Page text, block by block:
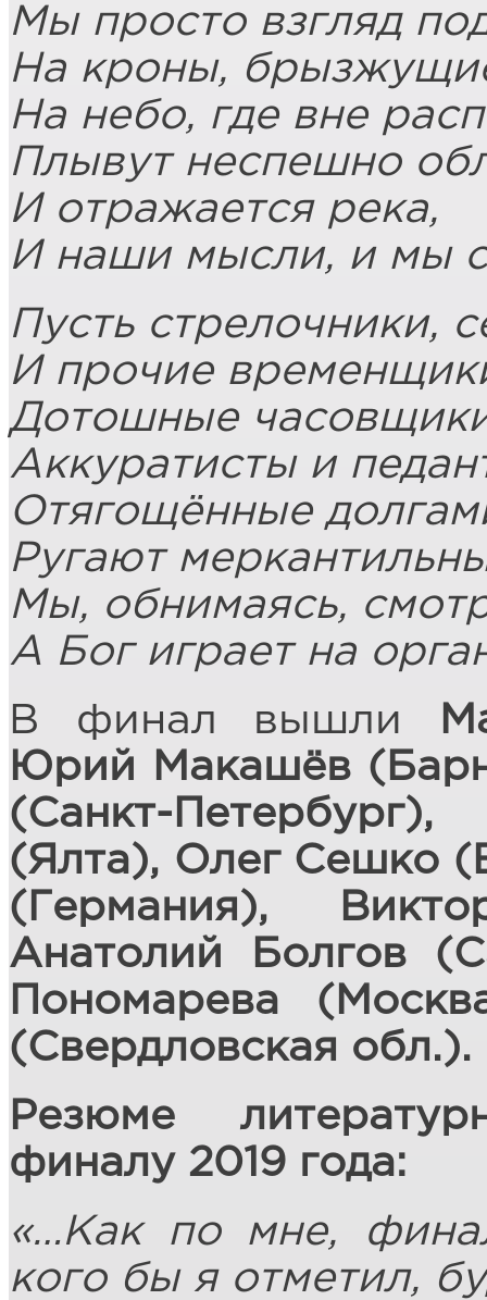
Мы просто взгляд
На кроны,
На небо, где вне
Плывут неспешно
И отражается река,
И наши мысли, и мы
Пусть стрелочники,
И прочие
Дотошные
Аккуратисты и
Отягощённые
Ругают
Мы, обнимаясь,
А Бог играет на
В финал вышли
Юрий Макашёв
(Санкт-
(Ялта), Олег Сешко
(Германия),
Анатолий Болгов
Пономарева
(Свердловская обл.).
Резюме
финалу 2019 года:
«…Как по мне,
кого бы я отметил,